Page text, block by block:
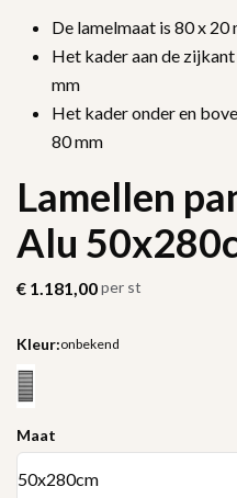
De lamelmaat is 80 x 20
Het kader aan de
mm
Het kader onder en
80 mm
Lamellen
Alu
€ 1.181,00per st
Kleur:onbekend
Maat